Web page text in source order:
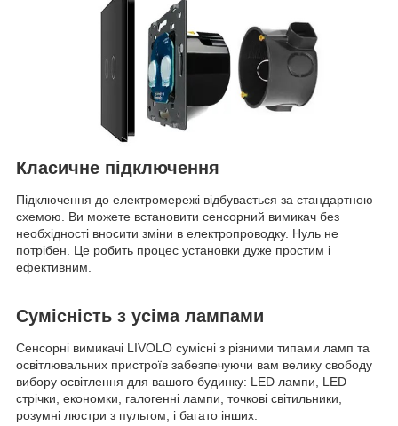
Класичне підключення
Підключення до електромережі відбувається за стандартною
схемою. Ви можете встановити сенсорний вимикач без
необхідності вносити зміни в електропроводку. Нуль не
потрібен. Це робить процес установки дуже простим і
ефективним.
Сумісність з усіма лампами
Сенсорні вимикачі LIVOLO сумісні з різними типами ламп та
освітлювальних пристроїв забезпечуючи вам велику свободу
вибору освітлення для вашого будинку: LED лампи, LED
стрічки, економки, галогенні лампи, точкові світильники,
розумні люстри з пультом, і багато інших.